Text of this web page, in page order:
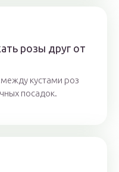
розы друг от
кустами роз
посадок.